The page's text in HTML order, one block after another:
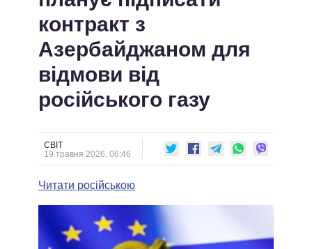
СТАТТІ
ДУМКИ
ОГЛЯДИ
ДАЙДЖЕСТИ
ПОЛIТИКИ
УСІ ПОЛІТИКИ
ПРЕЗИДЕНТ І ОФІС
ВЕРХОВНА РАДА
КАБІНЕТ МІНІСТРІВ
МЕРИ МІСТ
ВСІ ПЕРСОНИ
ІНФОГРАФІКА
ВІДЕО
ПІДТРИМАТИ
ПОРІВНЯННЯ ПОЛІТИКІВ
контракт з
Азербайджаном для
відмови від
російського газу
СВІТ
19 травня 2026, 06:46
Читати російською